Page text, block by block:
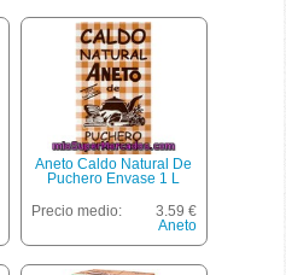
Aneto Caldo Natural De
Puchero Envase 1 L
Precio medio:
3.59 €
Aneto